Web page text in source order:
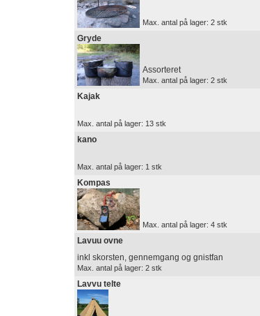
Max. antal på lager: 2 stk
Gryde
Assorteret
Max. antal på lager: 2 stk
Kajak
Max. antal på lager: 13 stk
kano
Max. antal på lager: 1 stk
Kompas
Max. antal på lager: 4 stk
Lavuu ovne
inkl skorsten, gennemgang og gnistfan
Max. antal på lager: 2 stk
Lavvu telte